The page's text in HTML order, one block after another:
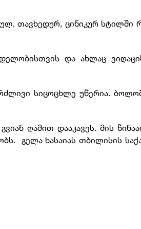
თავხედურ, ცინიკურ სტილში
და ახლაც
სიცოცხლე უწერია.
ღამით დააკავეს. მის
გელა ხასაიას თბილისის